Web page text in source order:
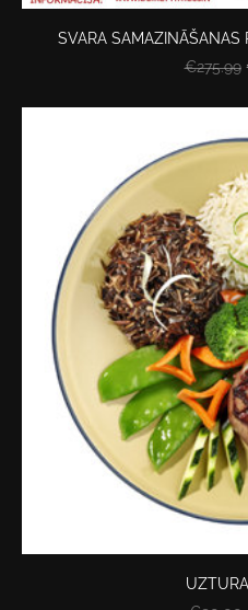
SVARA SAMAZINĀŠANAS
€275.99